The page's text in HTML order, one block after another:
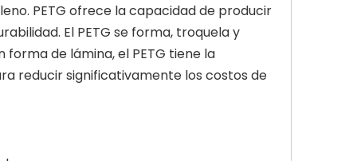
PETG ofrece la capacidad de producir
El PETG se forma, troquela y
de lámina, el PETG tiene la
reducir significativamente los costos de